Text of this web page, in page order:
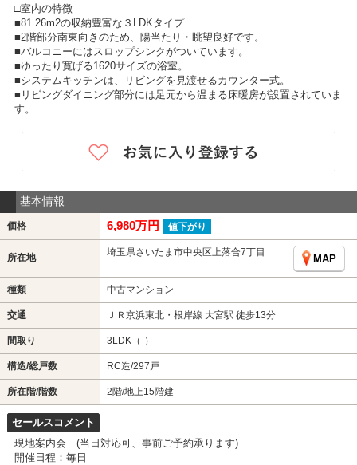
□室内の特徴
■81.26m2の収納豊富な３LDKタイプ
■2階部分南東向きのため、陽当たり・眺望良好です。
■バルコニーにはスロップシンクがついています。
■ゆったり寛げる1620サイズの浴室。
■システムキッチンは、リビングを見渡せるカウンター式。
■リビングダイニング部分には足元から温まる床暖房が設置されていま
す。
基本情報
価格 6,980万円 値下がり
所在地 埼玉県さいたま市中央区上落合7丁目
MAP
種類 中古マンション
交通 ＪＲ京浜東北・根岸線 大宮駅 徒歩13分
間取り 3LDK（-）
構造/総戸数 RC造/297戸
所在階/階数 2階/地上15階建
セールスコメント
現地案内会 (当日対応可、事前ご予約承ります)
開催日程：毎日